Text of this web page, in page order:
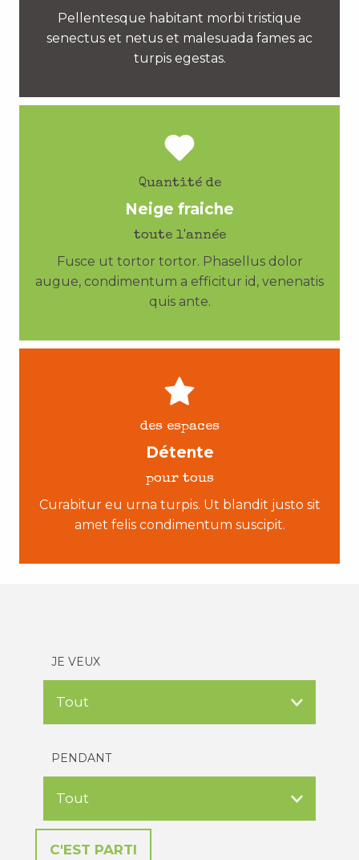
Pellentesque habitant morbi tristique
senectus et netus et malesuada fames ac
turpis egestas.
Quantité de
Neige fraiche
toute l'année
Fusce ut tortor tortor. Phasellus dolor
augue, condimentum a efficitur id, venenatis
quis ante.
des espaces
Détente
pour tous
Curabitur eu urna turpis. Ut blandit justo sit
amet felis condimentum suscipit.
JE VEUX
PENDANT